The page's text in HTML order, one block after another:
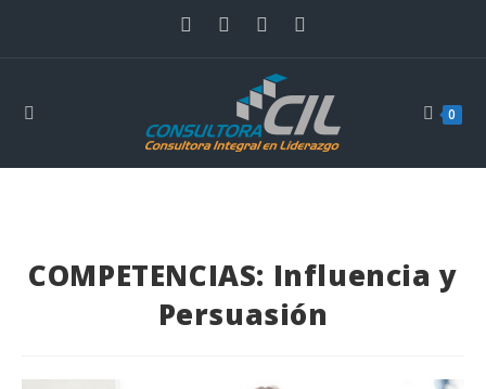
0
COMPETENCIAS: Influencia y
Persuasión